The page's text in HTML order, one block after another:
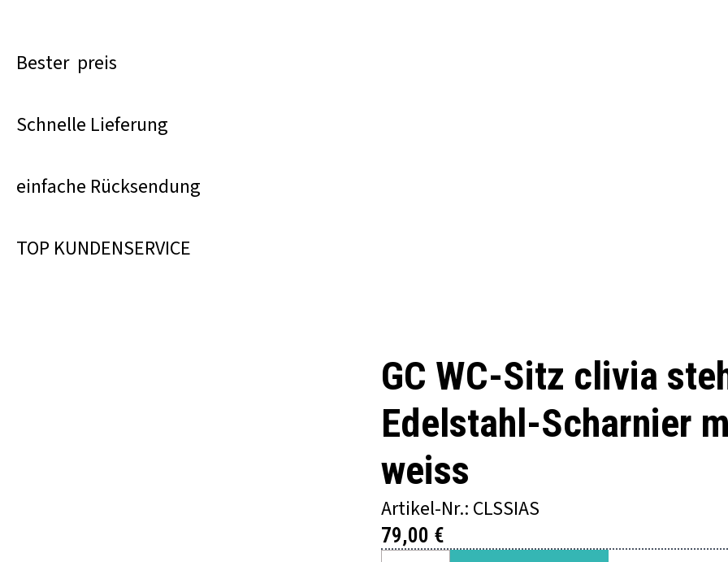
Bester preis
Schnelle Lieferung
einfache Rücksendung
TOP KUNDENSERVICE
GC WC-Sitz clivia
Edelstahl-Scharnier
weiss
Artikel-Nr.: CLSSIAS
79,00 €
GC